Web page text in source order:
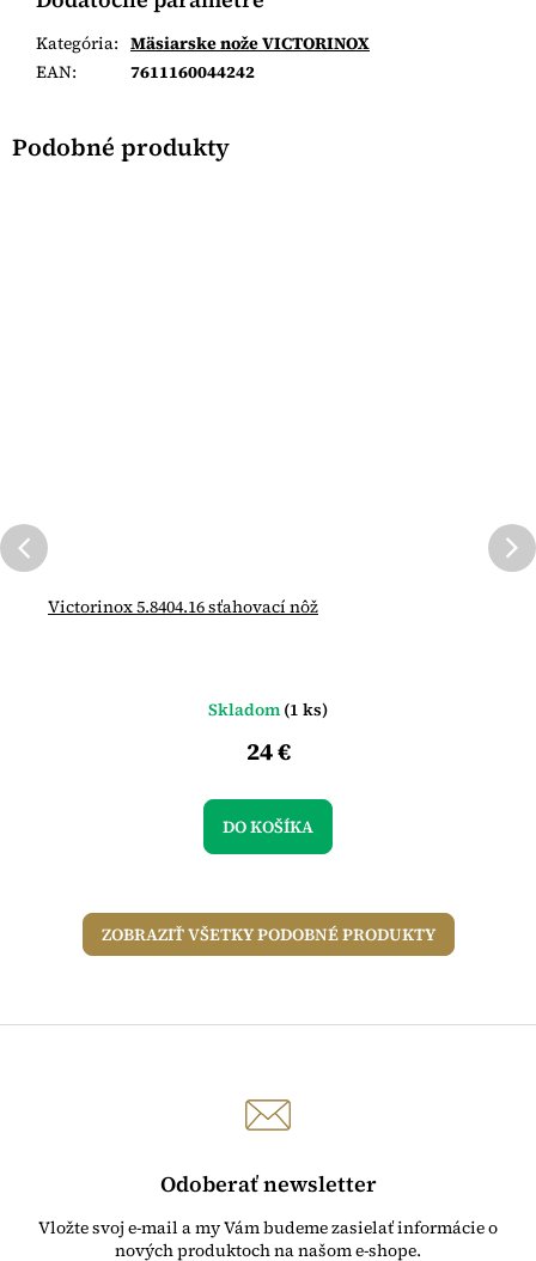
Kategória: Mäsiarske nože VICTORINOX
EAN: 7611160044242
Victorinox 5.8404.16 sťahovací nôž
Skladom (1 ks)
24 €
DO KOŠÍKA
ZOBRAZIŤ VŠETKY PODOBNÉ PRODUKTY
Odoberať newsletter
Vložte svoj e-mail a my Vám budeme zasielať informácie o
nových produktoch na našom e-shope.